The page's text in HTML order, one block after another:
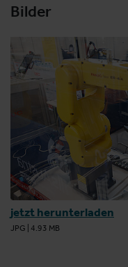
Bilder
jetzt herunterladen
JPG 4.93 MB